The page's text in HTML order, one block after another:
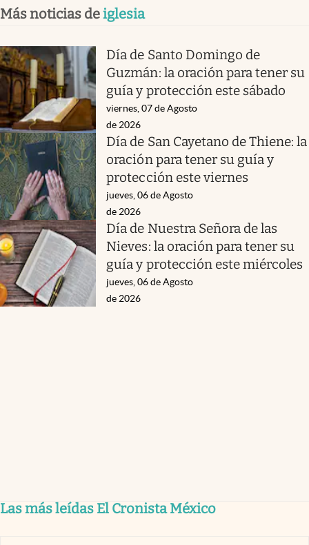
Más noticias deiglesia
Día de Santo Domingo de
Guzmán: la oración para tener su
guía y protección este sábado
viernes, 07 de Agosto
de 2026
Día de San Cayetano de Thiene: la
oración para tener su guía y
protección este viernes
jueves, 06 de Agosto
de 2026
Día de Nuestra Señora de las
Nieves: la oración para tener su
guía y protección este miércoles
jueves, 06 de Agosto
de 2026
Las más leídas El Cronista México